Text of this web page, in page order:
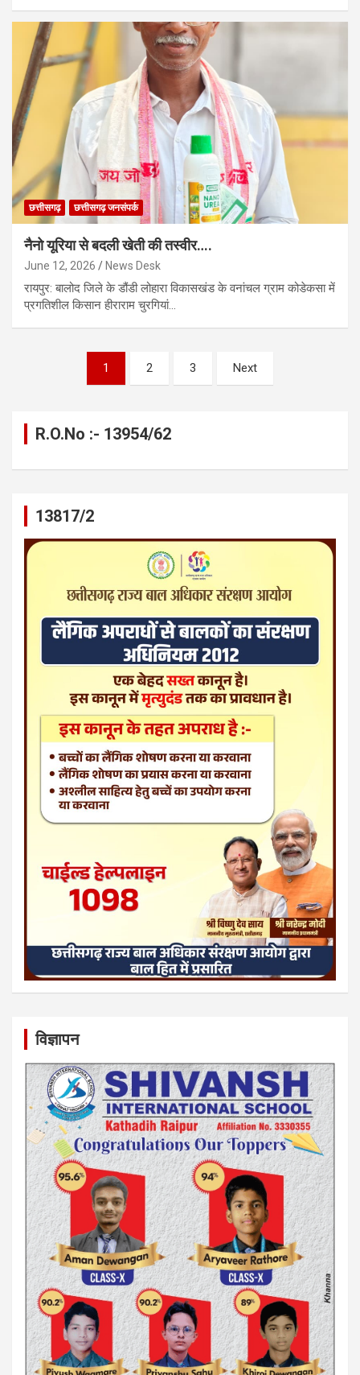
छत्तीसगढ़ छत्तीसगढ़ जनसंपर्क
नैनो यूरिया से बदली खेती की तस्वीर….
June 12, 2026 News Desk
रायपुर: बालोद जिले के डौंडी लोहारा विकासखंड के वनांचल ग्राम कोडेकसा में
प्रगतिशील किसान हीराराम चुरगियां…
pagination
1 2 3 Next
R.O.No :- 13954/62
13817/2
विज्ञापन